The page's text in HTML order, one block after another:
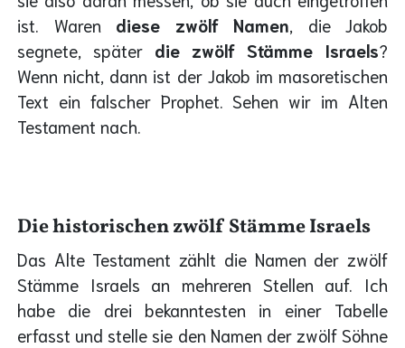
ist. Waren diese zwölf Namen , die Jakob
segnete, später die zwölf Stämme Israels?
Wenn nicht, dann ist der Jakob im masoretischen
Text ein falscher Prophet. Sehen wir im Alten
Testament nach.
Die historischen zwölf Stämme Israels
Das Alte Testament zählt die Namen der zwölf
Stämme Israels an mehreren Stellen auf. Ich
habe die drei bekanntesten in einer Tabelle
erfasst und stelle sie den Namen der zwölf Söhne